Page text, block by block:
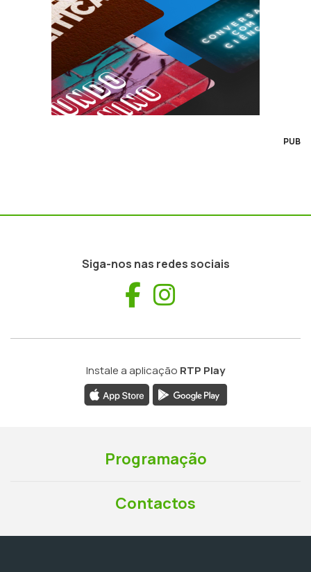
PUB
Siga-nos nas redes sociais
Facebook
Instale a aplicação RTP Play
Programação
Contactos